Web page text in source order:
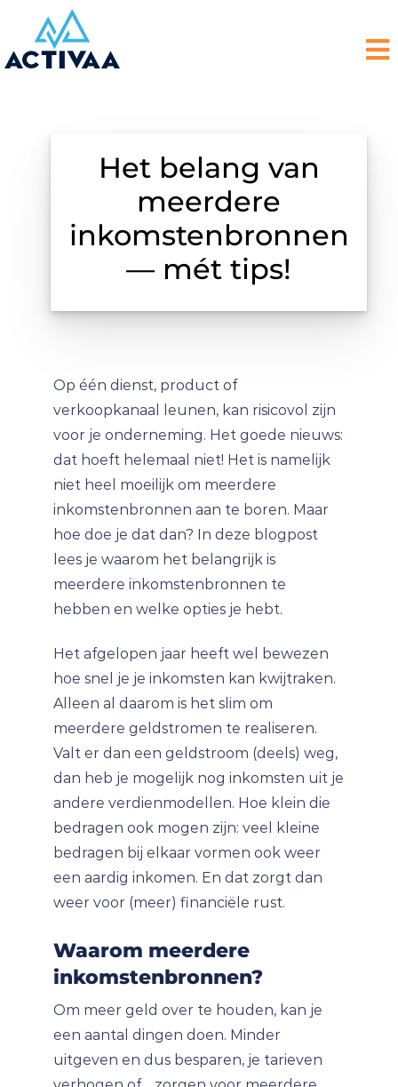
Het belang van
meerdere
inkomstenbronnen
— mét tips!
Op één dienst, product of
verkoopkanaal leunen, kan risicovol zijn
voor je onderneming. Het goede nieuws:
dat hoeft helemaal niet! Het is namelijk
niet heel moeilijk om meerdere
inkomstenbronnen aan te boren. Maar
hoe doe je dat dan? In deze blogpost
lees je waarom het belangrijk is
meerdere inkomstenbronnen te
hebben en welke opties je hebt.
Het afgelopen jaar heeft wel bewezen
hoe snel je je inkomsten kan kwijtraken.
Alleen al daarom is het slim om
meerdere geldstromen te realiseren.
Valt er dan een geldstroom (deels) weg,
dan heb je mogelijk nog inkomsten uit je
andere verdienmodellen. Hoe klein die
bedragen ook mogen zijn: veel kleine
bedragen bij elkaar vormen ook weer
een aardig inkomen. En dat zorgt dan
weer voor (meer) financiële rust.
Waarom meerdere
inkomstenbronnen?
Om meer geld over te houden, kan je
een aantal dingen doen. Minder
uitgeven en dus besparen, je tarieven